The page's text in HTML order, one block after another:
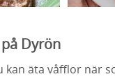
Dyrön
kan äta våfflor när